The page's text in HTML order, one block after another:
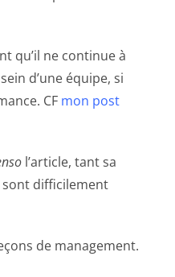
qu’il ne continue à
d’une équipe, si
CF mon post
l’article, tant sa
difficilement
de management.